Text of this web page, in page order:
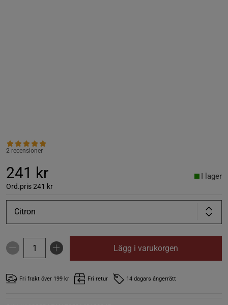
2 recensioner
241 kr
Ord.pris241 kr
I lager
Citron
Lägg i varukorgen
Fri frakt över 199 kr Fri retur 14 dagars ångerrätt